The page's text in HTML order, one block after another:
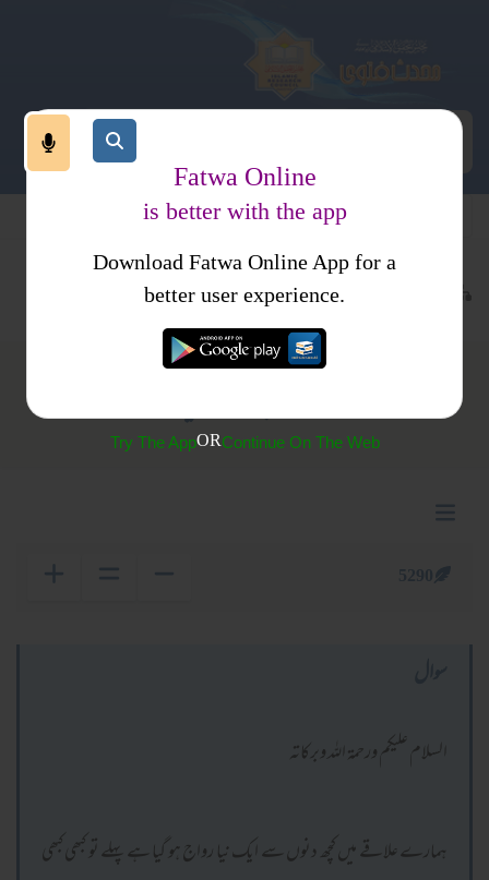
نماز اذکار وادعیہ کتب فتاوی
(752) آیت کریمہ پڑھنے کا صحیح طریقہ کیا ہے ؟
السلام عليكم ورحمة الله وبركاته
ہمارے علاقے میں کچھ دنوں سے ایک نیا رواج ہو گیا ہے پہلے تو کبھی کبھی
Fatwa Online
is better with the app
Download Fatwa Online App for a
better user experience.
Try The AppORContinue On The Web